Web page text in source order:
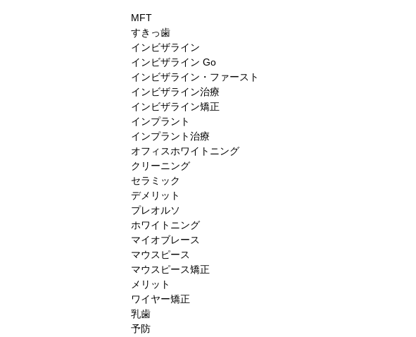
MFT
すきっ歯
インビザライン
インビザライン Go
インビザライン・ファースト
インビザライン治療
インビザライン矯正
インプラント
インプラント治療
オフィスホワイトニング
クリーニング
セラミック
デメリット
プレオルソ
ホワイトニング
マイオブレース
マウスピース
マウスピース矯正
メリット
ワイヤー矯正
乳歯
予防